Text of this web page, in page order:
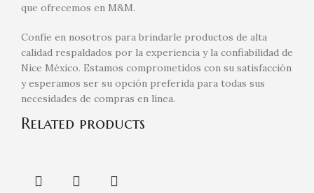
que ofrecemos en M&M.
Confíe en nosotros para brindarle productos de alta
calidad respaldados por la experiencia y la confiabilidad de
Nice México. Estamos comprometidos con su satisfacción
y esperamos ser su opción preferida para todas sus
necesidades de compras en línea.
Related products